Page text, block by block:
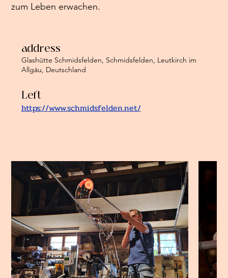
zum Leben erwachen.
address
Glashütte Schmidsfelden, Schmidsfelden, Leutkirch im
Allgäu, Deutschland
Left
https://www.schmidsfelden.net/